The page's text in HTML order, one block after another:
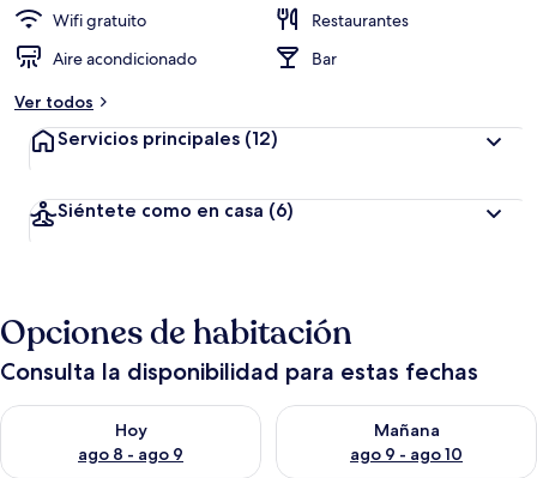
Wifi gratuito
Restaurantes
Aire acondicionado
Bar
Ver todos
Servicios principales (12)
Siéntete como en casa (6)
Opciones de habitación
Consulta la disponibilidad para estas fechas
Hoy
ago 8 - ago 9
Consulta la disponibilidad para hoy ago 8 - ago 9
Mañana
ago 9 - ago 10
Consulta la disponibilidad